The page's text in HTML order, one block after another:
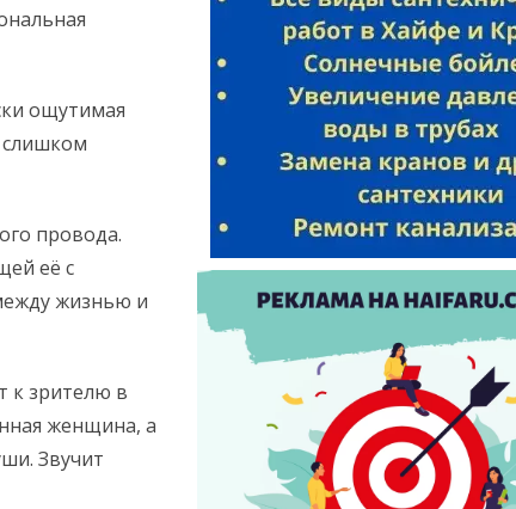
ощутимая
провода.
её с
жизнью и
к зрителю в
женщина, а
Звучит